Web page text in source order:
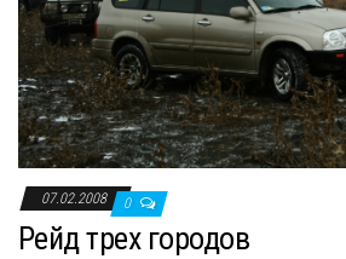
07.02.2008 0
Рейд трех городов